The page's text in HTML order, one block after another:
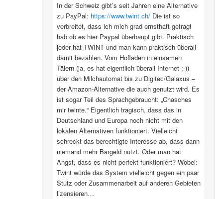
In der Schweiz gibt’s seit Jahren eine Alternative
zu PayPal: https://www.twint.ch/Die ist so
verbreitet, dass ich mich grad ernsthaft gefragt
hab ob es hier Paypal überhaupt gibt. Praktisch
jeder hat TWINT und man kann praktisch überall
damit bezahlen. Vom Hofladen in einsamen
Tälern (ja, es hat eigentlich überall Internet ;-))
über den Milchautomat bis zu Digitec/Galaxus –
der Amazon-Alternative die auch genutzt wird. Es
ist sogar Teil des Sprachgebraucht: „Chasches
mir twinte.“ Eigentlich tragisch, dass das in
Deutschland und Europa noch nicht mit den
lokalen Alternativen funktioniert. Vielleicht
schreckt das berechtigte Interesse ab, dass dann
niemand mehr Bargeld nutzt. Oder man hat
Angst, dass es nicht perfekt funktioniert? Wobei:
Twint würde das System vielleicht gegen ein paar
Stutz oder Zusammenarbeit auf anderen Gebieten
lizensieren…